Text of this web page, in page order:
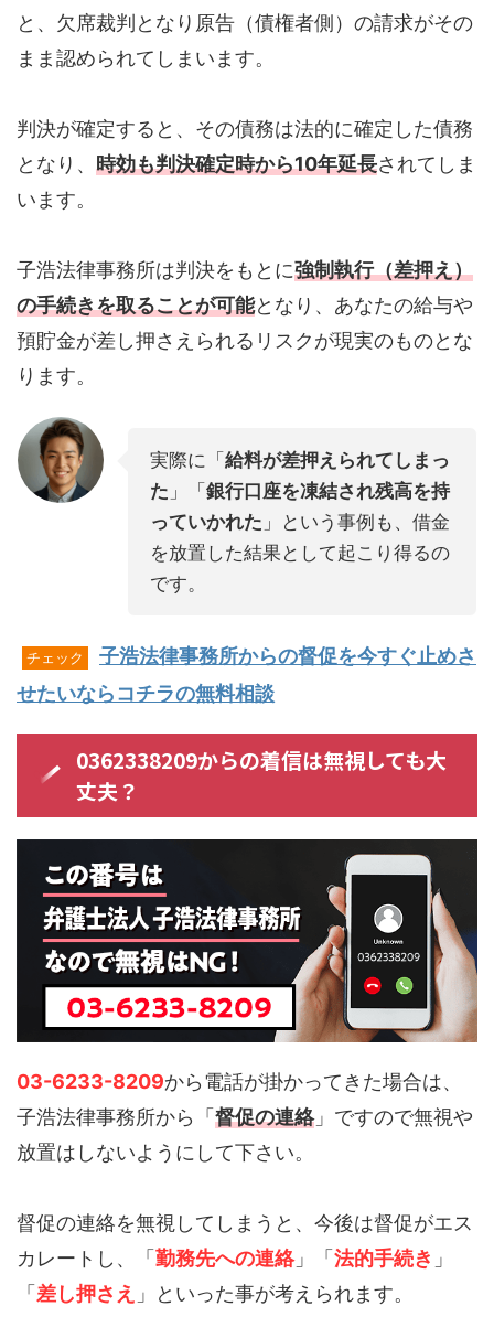
と、欠席裁判となり原告（債権者側）の請求がその
まま認められてしまいます。
判決が確定すると、その債務は法的に確定した債務
となり、 時効も判決確定時から10年延長されてしま
います。
子浩法律事務所は判決をもとに強制執行（差押え）
の手続きを取ることが可能となり、あなたの給与や
預貯金が差し押さえられるリスクが現実のものとな
ります。
実際に「給料が差押えられてしまっ
た 」「銀行口座を凍結され残高を持
っていかれた 」という事例も、借金
を放置した結果として起こり得るの
です。
チェック
子浩法律事務所からの督促を今すぐ止めさ
せたいならコチラの無料相談
0362338209からの着信は無視しても大
丈夫？
03-6233-8209から電話が掛かってきた場合は、
子浩法律事務所から「 督促の連絡」ですので無視や
放置はしないようにして下さい。
督促の連絡を無視してしまうと、今後は督促がエス
カレートし、「 勤務先への連絡」「 法的手続き 」
「 差し押さえ 」といった事が考えられます。